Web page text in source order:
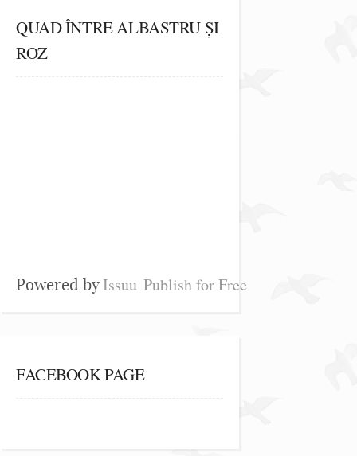
QUAD ÎNTRE ALBASTRU ȘI
ROZ
Powered byIssuu Publish for Free
FACEBOOK PAGE